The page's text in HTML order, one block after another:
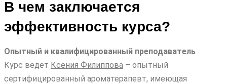
В чем заключается
эффективность курса?
Опытный и квалифицированный преподаватель
Курс ведет Ксения Филиппова – опытный
сертифицированный ароматерапевт, имеющая